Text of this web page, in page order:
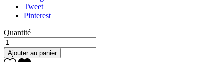
Tweet
Pinterest
Quantité
Ajouter au panier